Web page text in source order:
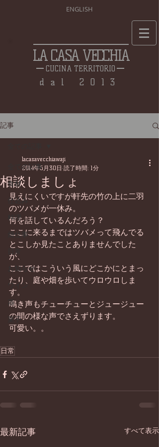
ENGLISH
LA CASA VECCHIA
CUCINA TERRITORIO
dal 2013
記事
全ての記事
食材
仕込み
料理
畑仕事
日常
お知らせ
ワイン
器
菓子
相談しましょ
lacasavecchiawaji
2014年5月30日 読了時間: 1分
見えにくいですが軒先の竹の上に二羽
のツバメが一休み。
何を話しているんだろう？
ここに来るまではツバメって飛んでる
とこしか見たことありませんでした
が、
ここではこういう風にどこかにとまっ
たり、庭や畑を歩いてウロウロしま
す。
鳴き声もチューチューとジュージュー
の間の様な声でさえずります。
可愛い。。
日常
最新記事 すべて表示